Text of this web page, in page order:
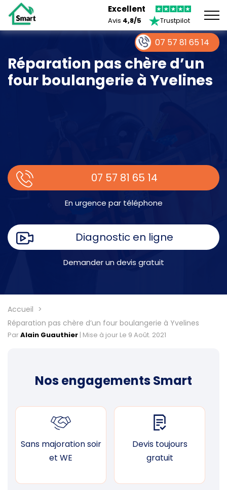
Excellent
Avis 4,8/5 Trustpilot
Réparation pas chère d’un
four boulangerie à Yvelines
07 57 81 65 14
En urgence par téléphone
Diagnostic en ligne
Demander un devis gratuit
Accueil
Réparation pas chère d’un four boulangerie à Yvelines
ParAlain Guauthier | Mise à jour Le 9 Août. 2021
Nos engagements Smart
Sans majoration soir
et WE
Devis toujours
gratuit
07 57 81 65 14